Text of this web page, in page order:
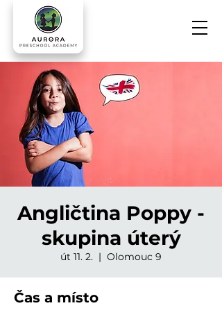
Angličtina Poppy -
skupina úterý
út 11. 2.
  |
Olomouc 9
Čas a místo